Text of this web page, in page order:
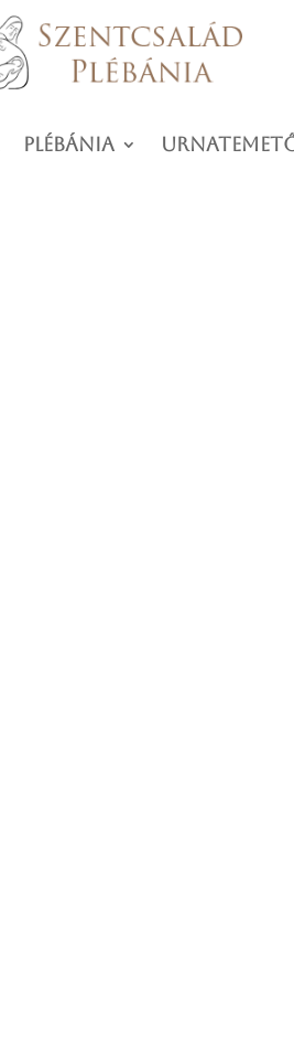
Plébánia